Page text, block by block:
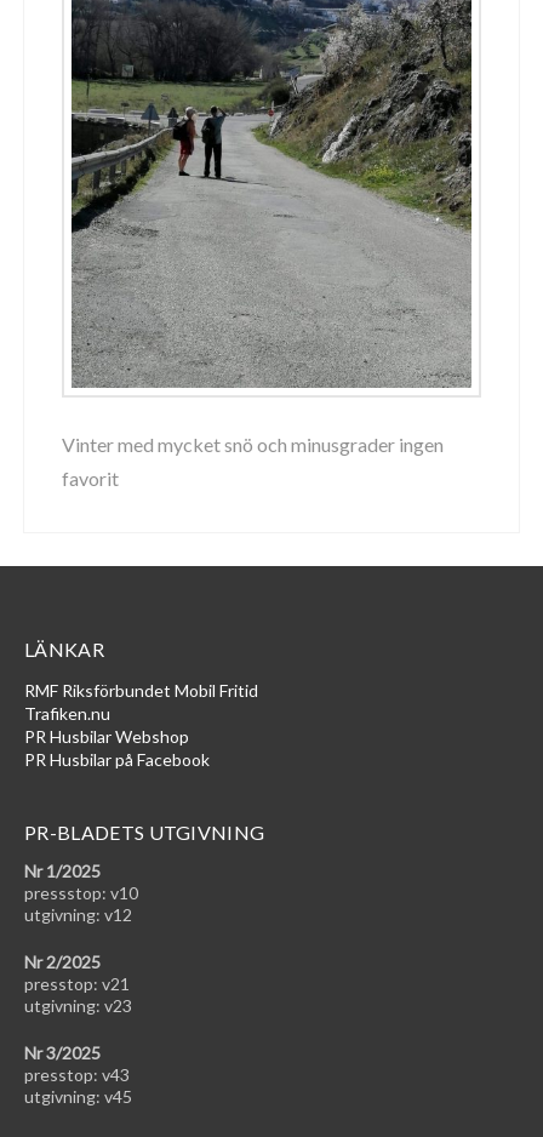
Vinter med mycket snö och minusgrader ingen
favorit
LÄNKAR
RMF Riksförbundet Mobil Fritid
Trafiken.nu
PR Husbilar Webshop
PR Husbilar på Facebook
PR-BLADETS UTGIVNING
Nr 1/2025
pressstop: v10
utgivning: v12
Nr 2/2025
presstop: v21
utgivning: v23
Nr 3/2025
presstop: v43
utgivning: v45